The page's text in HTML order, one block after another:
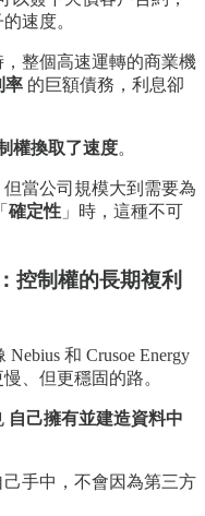
速度。
整個高速運轉的商業機
率 的巨額債務，利息卻
權換取了速度。
當公司規模大到需要為
確定性 」時，這種不可
控制權的長期複利
和 Crusoe Energy
、但更穩固的路。
自己擁有並建造資料中
手中，不會因為第三方